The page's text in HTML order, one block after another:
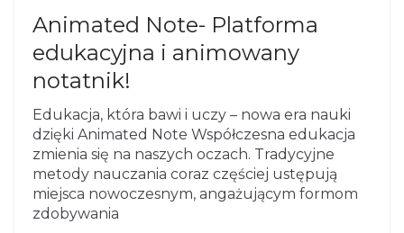
Animated Note- Platforma
edukacyjna i animowany
notatnik!
Edukacja, która bawi i uczy – nowa era nauki
dzięki Animated Note Współczesna edukacja
zmienia się na naszych oczach. Tradycyjne
metody nauczania coraz częściej ustępują
miejsca nowoczesnym, angażującym formom
zdobywania